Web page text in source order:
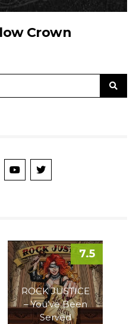
Crown
ROCK JUSTICE
– You’ve Been
Served
7.5